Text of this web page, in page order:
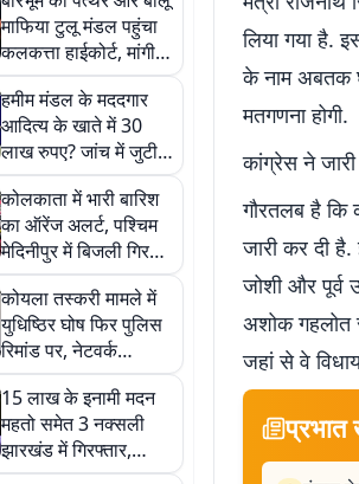
माफिया टुलू मंडल पहुंचा
कलकत्ता हाईकोर्ट, मांगी
सुरक्षा
हमीम मंडल के मददगार
आदित्य के खाते में 30
लाख रुपए? जांच में जुटी
एसटीएफ
कोलकाता में भारी बारिश
का ऑरेंज अलर्ट, पश्चिम
मेदिनीपुर में बिजली गिरने
से 4 की मौत
कोयला तस्करी मामले में
युधिष्ठिर घोष फिर पुलिस
रिमांड पर, नेटवर्क
खंगालने में जुटी पुलिस
15 लाख के इनामी मदन
महतो समेत 3 नक्सली
झारखंड में गिरफ्तार,
एके-47 और हथियार
लिया गया है.
के नाम अबतक
मतगणना होगी.
कांग्रेस ने
गौरतलब है कि
जारी कर दी
जोशी और पूर्व
अशोक गहलोत
जहां से वे
प्रभात